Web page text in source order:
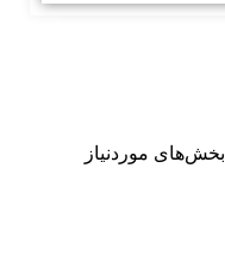
بخش‌های موردنیاز